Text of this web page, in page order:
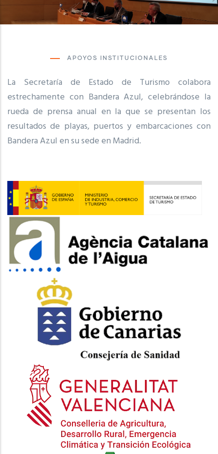
APOYOS INSTITUCIONALES
La Secretaría de Estado de Turismo colabora
estrechamente con Bandera Azul, celebrándose la
rueda de prensa anual en la que se presentan los
resultados de playas, puertos y embarcaciones con
Bandera Azul en su sede en Madrid.